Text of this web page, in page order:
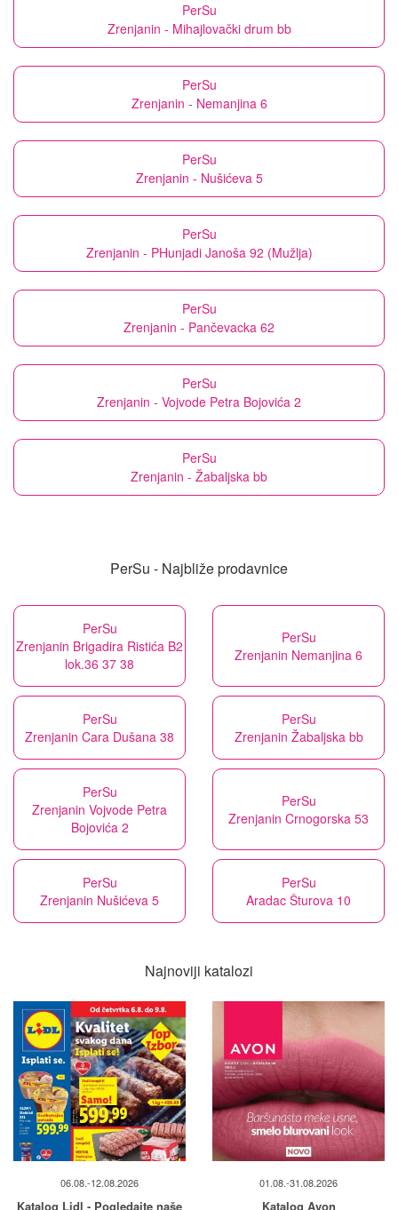
PerSu
Zrenjanin - Mihajlovački drum bb
PerSu
Zrenjanin - Nemanjina 6
PerSu
Zrenjanin - Nušićeva 5
PerSu
Zrenjanin - PHunjadi Janoša 92 (Mužlja)
PerSu
Zrenjanin - Pančevacka 62
PerSu
Zrenjanin - Vojvode Petra Bojovića 2
PerSu
Zrenjanin - Žabaljska bb
PerSu - Najbliže prodavnice
PerSu
Zrenjanin Brigadira Ristića B2
lok.36 37 38
PerSu
Zrenjanin Nemanjina 6
PerSu
Zrenjanin Cara Dušana 38
PerSu
Zrenjanin Žabaljska bb
PerSu
Zrenjanin Vojvode Petra
Bojovića 2
PerSu
Zrenjanin Crnogorska 53
PerSu
Zrenjanin Nušićeva 5
PerSu
Aradac Šturova 10
Najnoviji katalozi
06.08.-12.08.2026
Katalog Lidl - Pogledajte naše
01.08.-31.08.2026
Katalog Avon